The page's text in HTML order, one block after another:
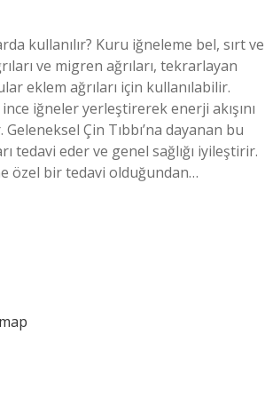
kullanılır? Kuru iğneleme bel, sırt ve
ve migren ağrıları, tekrarlayan
eklem ağrıları için kullanılabilir.
iğneler yerleştirerek enerji akışını
Çin Tıbbı’na dayanan bu
tedavi eder ve genel sağlığı iyileştirir.
özel bir tedavi olduğundan…